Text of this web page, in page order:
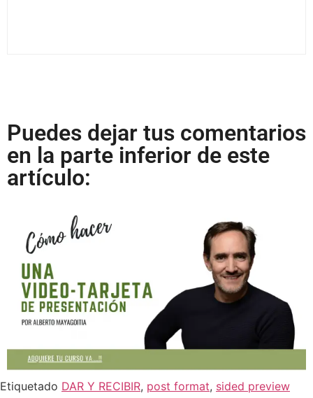
Puedes dejar tus comentarios
en la parte inferior de este
artículo:
Etiquetado DAR Y RECIBIR, post format, sided preview